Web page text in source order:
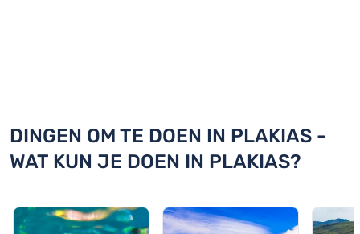
DINGEN OM TE DOEN IN PLAKIAS -
WAT KUN JE DOEN IN PLAKIAS?